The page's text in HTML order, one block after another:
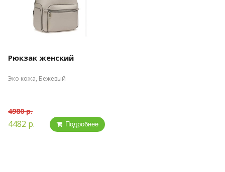
Рюкзак женский
Эко кожа, Бежевый
4980 р.
4482 р. Подробнее